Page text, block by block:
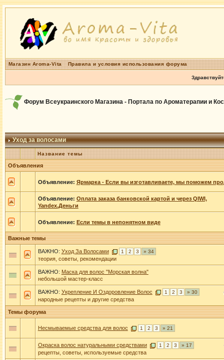
Магазин Aroma-Vita Правила и условия использования форума
Форум Всеукраинского Магазина - Портала по Ароматерапии и
Уход за волосами
Название темы
Объявления
Объявление: Ярмарка - Если вы изготавливаете, мы поможем
Объявление: Оплата заказа банковской картой и через QIWI,
Yandex.Деньги
Объявление: Если темы в непонятном виде
Важные темы
ВАЖНО: Уход За Волосами 1 2 3 » 34
теория, советы, рекомендации
ВАЖНО: Маска для волос "Морская волна"
небольшой мастер-класс
ВАЖНО: Укрепление И Оздоровление Волос 1 2 3 » 30
народные рецепты и другие средства
Темы форума
Несмываемые средства для волос 1 2 3 » 21
Окраска волос натуральными средствами 1 2 3 » 17
рецепты, советы, используемые средства